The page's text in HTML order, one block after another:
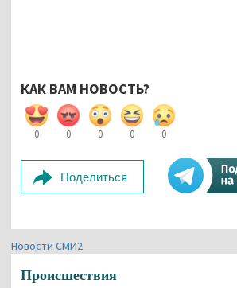
КАК ВАМ НОВОСТЬ?
0 0 0 0 0
Поделиться
Новости СМИ2
Происшествия